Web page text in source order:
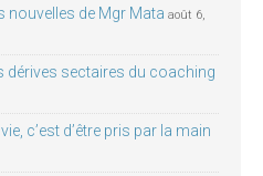
nouvelles de Mgr Mata août 6,
dérives sectaires du coaching
c’est d’être pris par la main